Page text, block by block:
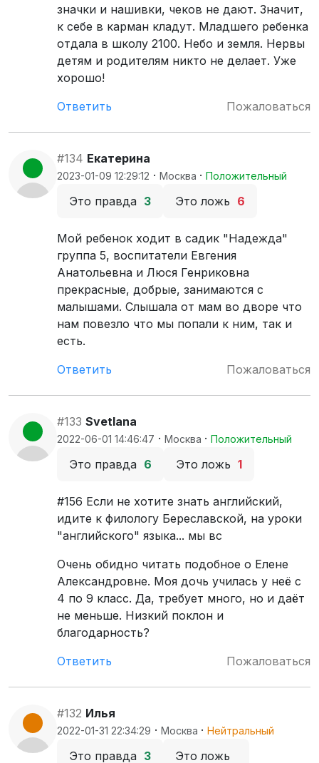
значки и нашивки, чеков не дают. Значит,
к себе в карман кладут. Младшего ребенка
отдала в школу 2100. Небо и земля. Нервы
детям и родителям никто не делает. Уже
хорошо!
Ответить
Пожаловаться
#134 Екатерина
2023-01-09 12:29:12 · Москва · Положительный
Это правда 3 Это ложь 6
Мой ребенок ходит в садик "Надежда"
группа 5, воспитатели Евгения
Анатольевна и Люся Генриковна
прекрасные, добрые, занимаются с
малышами. Слышала от мам во дворе что
нам повезло что мы попали к ним, так и
есть.
Ответить
Пожаловаться
#133 Svetlana
2022-06-01 14:46:47 · Москва · Положительный
Это правда 6 Это ложь 1
#156 Если не хотите знать английский,
идите к филологу Береславской, на уроки
"английского" языка... мы вс
Очень обидно читать подобное о Елене
Александровне. Моя дочь училась у неё с
4 по 9 класс. Да, требует много, но и даёт
не меньше. Низкий поклон и
благодарность?
Ответить
Пожаловаться
#132 Илья
2022-01-31 22:34:29 · Москва · Нейтральный
Это правда 3 Это ложь